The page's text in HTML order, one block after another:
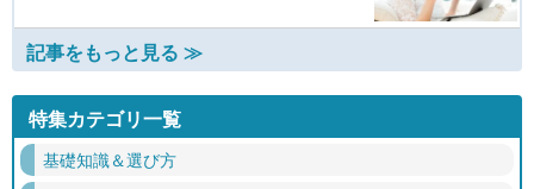
記事をもっと見る ≫
特集カテゴリ一覧
基礎知識＆選び方